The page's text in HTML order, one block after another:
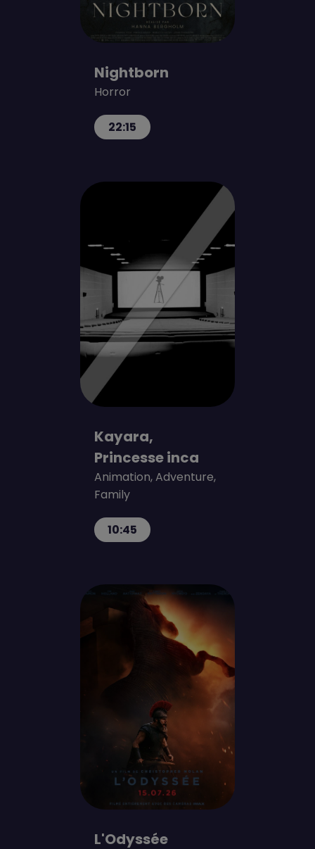
Nightborn
Horror
22:15
Kayara,
Princesse inca
Animation, Adventure,
Family
10:45
L'Odyssée